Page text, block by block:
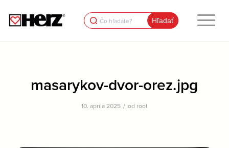
Search
for:
masarykov-dvor-orez.jpg
10. apríla 2025 / od root